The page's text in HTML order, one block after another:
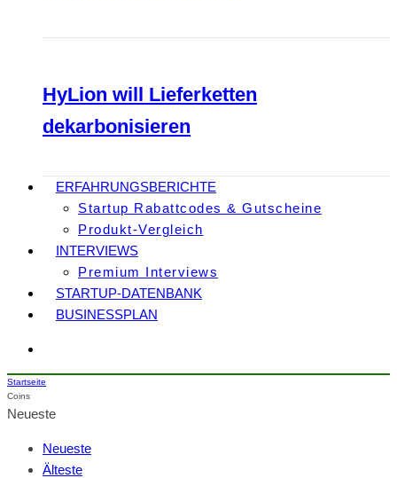
HyLion will Lieferketten
dekarbonisieren
ERFAHRUNGSBERICHTE
Startup Rabattcodes & Gutscheine
Produkt-Vergleich
INTERVIEWS
Premium Interviews
STARTUP-DATENBANK
BUSINESSPLAN
Startseite
Coins
Neueste
Neueste
Älteste